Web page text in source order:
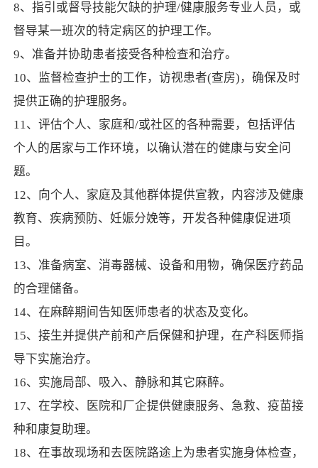
8、指引或督导技能欠缺的护理/健康服务专业人员，或
督导某一班次的特定病区的护理工作。
9、准备并协助患者接受各种检查和治疗。
10、监督检查护士的工作，访视患者(查房)，确保及时
提供正确的护理服务。
11、评估个人、家庭和/或社区的各种需要，包括评估
个人的居家与工作环境，以确认潜在的健康与安全问
题。
12、向个人、家庭及其他群体提供宣教，内容涉及健康
教育、疾病预防、妊娠分娩等，开发各种健康促进项
目。
13、准备病室、消毒器械、设备和用物，确保医疗药品
的合理储备。
14、在麻醉期间告知医师患者的状态及变化。
15、接生并提供产前和产后保健和护理，在产科医师指
导下实施治疗。
16、实施局部、吸入、静脉和其它麻醉。
17、在学校、医院和厂企提供健康服务、急救、疫苗接
种和康复助理。
18、在事故现场和去医院路途上为患者实施身体检查，